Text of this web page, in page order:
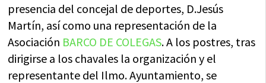
presencia del concejal de deportes, D.Jesús
Martín, así como una representación de la
Asociación BARCO DE COLEGAS. A los postres, tras
dirigirse a los chavales la organización y el
representante del Ilmo. Ayuntamiento, se